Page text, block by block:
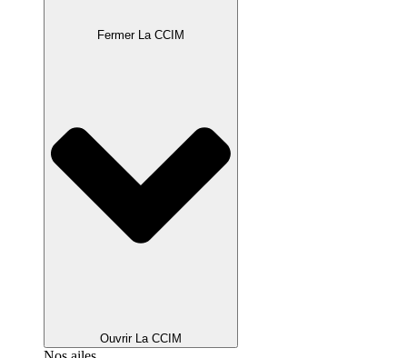
Fermer La CCIM
Ouvrir La CCIM